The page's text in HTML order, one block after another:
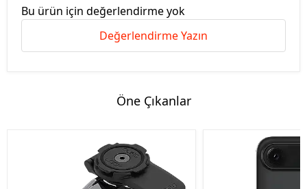
Bu ürün için değerlendirme yok
Değerlendirme Yazın
Öne Çıkanlar